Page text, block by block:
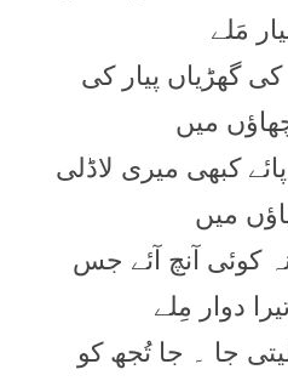
مَلے
کی گھڑیاں پیار کی
میں
کبھی میری لاڈلی
میں
کوئی آنچ آئے جس
دوار مِلے
جا ۔ جا تُجھ کو